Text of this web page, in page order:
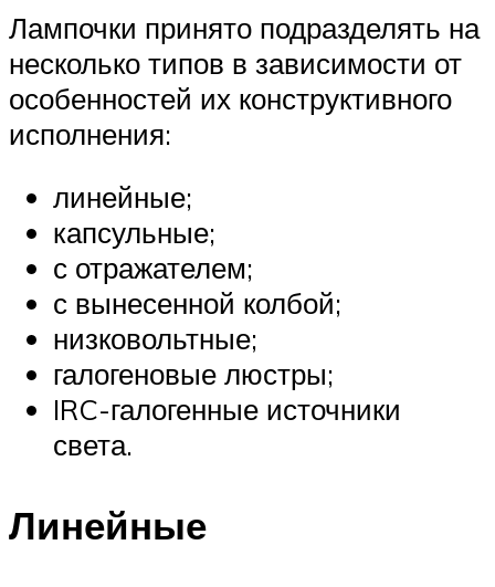
Лампочки принято подразделять на
несколько типов в зависимости от
особенностей их конструктивного
исполнения:
линейные;
капсульные;
с отражателем;
с вынесенной колбой;
низковольтные;
галогеновые люстры;
IRC-галогенные источники
света.
Линейные